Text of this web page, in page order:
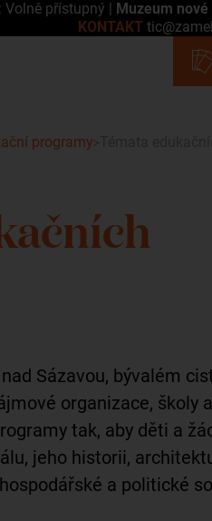
: Volně přístupný | Muzeum
KONTAKT
programy
Sázavou, bývalém
organizace, školy
tak, aby děti a
jeho historii,
a politické